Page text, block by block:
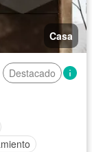
Casa
Destacado